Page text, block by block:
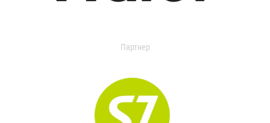
Партнер